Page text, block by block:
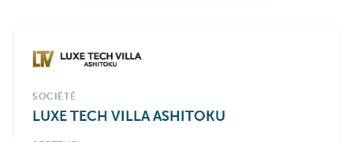
SOCIÉTÉ
LUXE TECH VILLA ASHITOKU